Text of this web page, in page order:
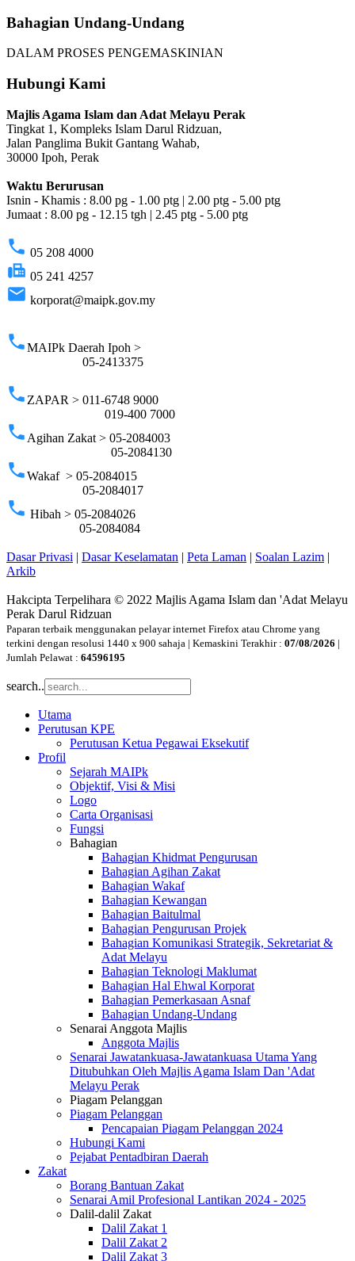
Bahagian Undang-Undang
DALAM PROSES PENGEMASKINIAN
Hubungi Kami
Majlis Agama Islam dan Adat Melayu Perak
Tingkat 1, Kompleks Islam Darul Ridzuan,
Jalan Panglima Bukit Gantang Wahab,
30000 Ipoh, Perak
Waktu Berurusan
Isnin - Khamis : 8.00 pg - 1.00 ptg | 2.00 ptg - 5.00 ptg
Jumaat : 8.00 pg - 12.15 tgh | 2.45 ptg - 5.00 ptg
phone 05 208 4000
fax 05 241 4257
email korporat@maipk.gov.my
phoneMAIPk Daerah Ipoh >
05-2413375
phone ZAPAR > 011-6748 9000
019-400 7000
phone Agihan Zakat > 05-2084003
05-2084130
phoneWakaf > 05-2084015
05-2084017
phone Hibah > 05-2084026
05-2084084
Dasar Privasi | Dasar Keselamatan | Peta Laman | Soalan Lazim |
Arkib
Hakcipta Terpelihara © 2022 Majlis Agama Islam dan 'Adat Melayu
Perak Darul Ridzuan
Paparan terbaik menggunakan pelayar internet Firefox atau Chrome yang
terkini dengan resolusi 1440 x 900 sahaja | Kemaskini Terakhir : 07/08/2026 |
Jumlah Pelawat : 64596195
search..
Utama
Perutusan KPE
Perutusan Ketua Pegawai Eksekutif
Profil
Sejarah MAIPk
Objektif, Visi & Misi
Logo
Carta Organisasi
Fungsi
Bahagian
Bahagian Khidmat Pengurusan
Bahagian Agihan Zakat
Bahagian Wakaf
Bahagian Kewangan
Bahagian Baitulmal
Bahagian Pengurusan Projek
Bahagian Komunikasi Strategik, Sekretariat &
Adat Melayu
Bahagian Teknologi Maklumat
Bahagian Hal Ehwal Korporat
Bahagian Pemerkasaan Asnaf
Bahagian Undang-Undang
Senarai Anggota Majlis
Anggota Majlis
Senarai Jawatankuasa-Jawatankuasa Utama Yang
Ditubuhkan Oleh Majlis Agama Islam Dan 'Adat
Melayu Perak
Piagam Pelanggan
Piagam Pelanggan
Pencapaian Piagam Pelanggan 2024
Hubungi Kami
Pejabat Pentadbiran Daerah
Zakat
Borang Bantuan Zakat
Senarai Amil Profesional Lantikan 2024 - 2025
Dalil-dalil Zakat
Dalil Zakat 1
Dalil Zakat 2
Dalil Zakat 3